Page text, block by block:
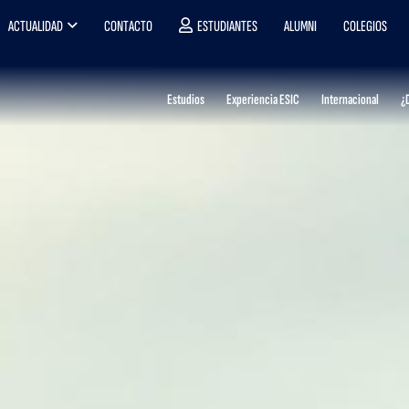
ACTUALIDAD CONTACTO ESTUDIANTES ALUMNI COLEGIOS
Estudios Experiencia ESIC Internacional